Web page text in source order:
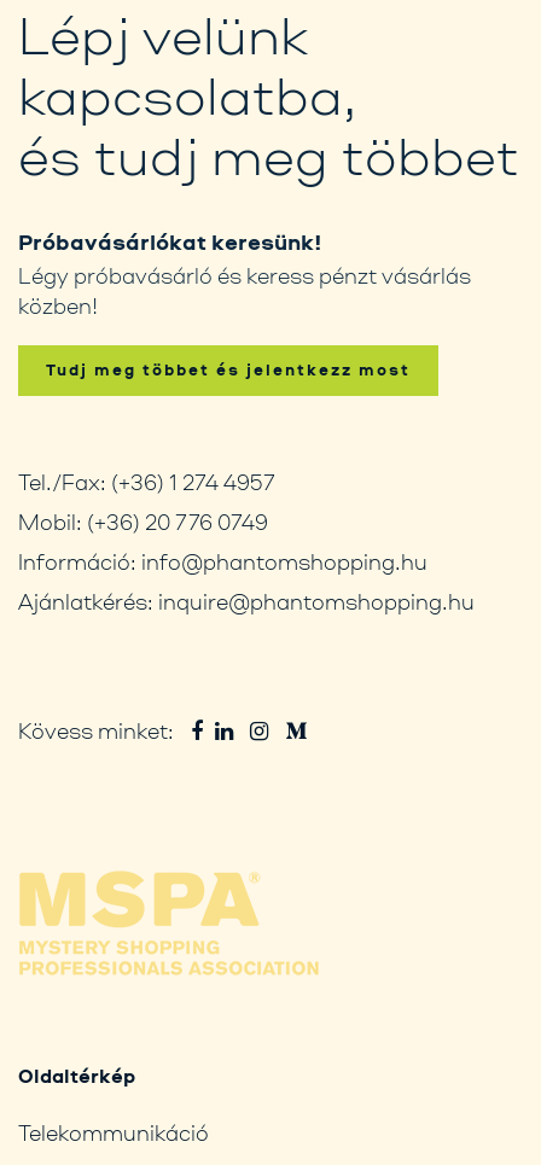
Lépj velünk
kapcsolatba,
és tudj meg többet
Próbavásárlókat keresünk!
Légy próbavásárló és keress pénzt vásárlás
közben!
Tudj meg többet és jelentkezz most
Tel./Fax: (+36) 1 274 4957
Mobil: (+36) 20 776 0749
Információ: info@phantomshopping.hu
Ajánlatkérés: inquire@phantomshopping.hu
Kövess minket:
Oldaltérkép
Telekommunikáció